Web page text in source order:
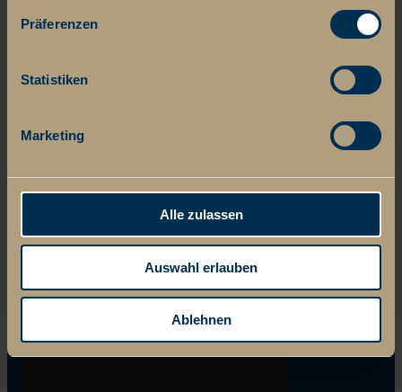
Präferenzen
Statistiken
Marketing
Alle zulassen
Auswahl erlauben
Ablehnen